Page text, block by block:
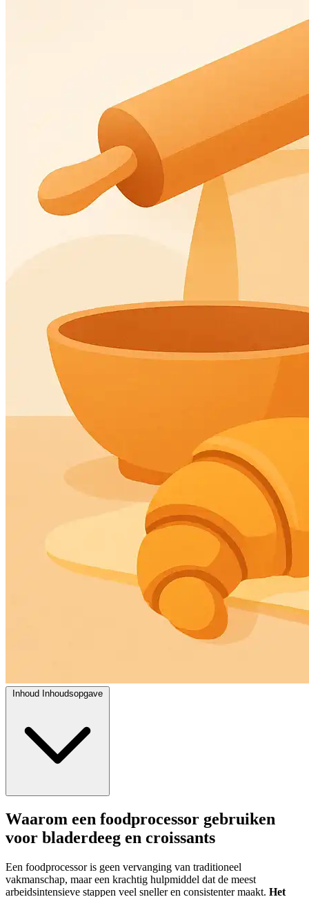
Inhoud Inhoudsopgave
Waarom een foodprocessor gebruiken
voor bladerdeeg en croissants
Een foodprocessor is geen vervanging van traditioneel
vakmanschap, maar een krachtig hulpmiddel dat de meest
arbeidsintensieve stappen veel sneller en consistenter maakt. Het